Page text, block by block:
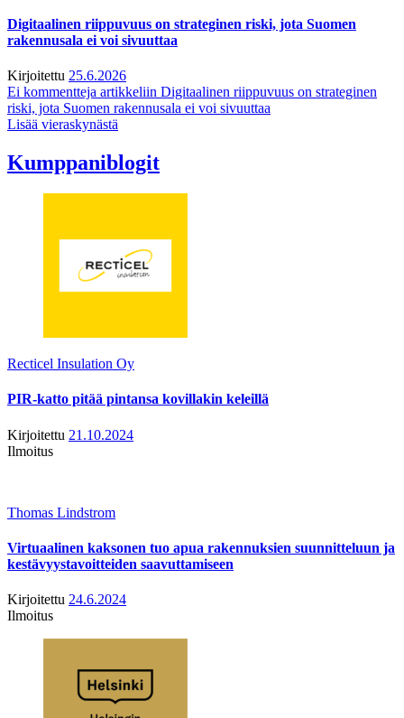
Digitaalinen riippuvuus on strateginen riski, jota Suomen
rakennusala ei voi sivuuttaa
Kirjoitettu 25.6.2026
Ei kommentteja artikkeliin Digitaalinen riippuvuus on strateginen
riski, jota Suomen rakennusala ei voi sivuuttaa
Lisää vieraskynästä
Kumppaniblogit
Recticel Insulation Oy
PIR-katto pitää pintansa kovillakin keleillä
Kirjoitettu 21.10.2024
Ilmoitus
Thomas Lindstrom
Virtuaalinen kaksonen tuo apua rakennuksien suunnitteluun ja
kestävyystavoitteiden saavuttamiseen
Kirjoitettu 24.6.2024
Ilmoitus